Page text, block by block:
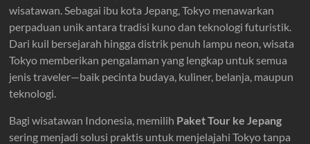
wisatawan. Sebagai ibu kota Jepang, Tokyo menawarkan
perpaduan unik antara tradisi kuno dan teknologi futuristik.
Dari kuil bersejarah hingga distrik penuh lampu neon, wisata
Tokyo memberikan pengalaman yang lengkap untuk semua
jenis traveler—baik pecinta budaya, kuliner, belanja, maupun
teknologi.
Bagi wisatawan Indonesia, memilih Paket Tour ke Jepang
sering menjadi solusi praktis untuk menjelajahi Tokyo tanpa